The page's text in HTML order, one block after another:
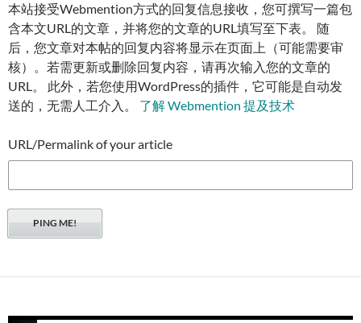
本站接受Webmention方式的回复信息接收，您可撰写一篇包
含本文URL的文章，并将您的文章的URL填写至下表。 随
后，您文章对本帖的回复内容将显示在页面上（可能需要审
核）。若需更新或删除回复内容，请再次输入您的文章的
URL。 此外，若您使用WordPress的插件，它可能是自动发
送的，无需人工介入。 了解 Webmention 提及技术
URL/Permalink of your article